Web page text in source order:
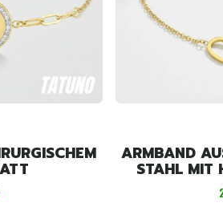
ARMBAND
STAHL MIT